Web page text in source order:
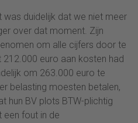
was duidelijk dat we niet meer
over dat moment. Zijn
om alle cijfers door te
euro aan kosten had
om 263.000 euro te
belasting moesten betalen,
hun BV plots BTW-plichtig
een fout in de